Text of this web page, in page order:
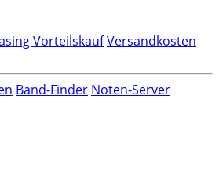
VorteilskaufVersandkosten
Band-Finder Noten-Server